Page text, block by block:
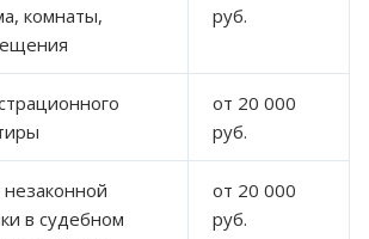
комнаты,
руб.
от 20 000
руб.
в судебном
от 20 000
руб.